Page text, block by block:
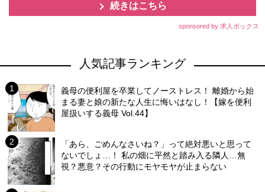
続きはこちら
sponsored by 求人ボックス
人気記事ランキング
義母の便利屋を卒業してノーストレス！ 離婚から始
まる妻と娘の新たな人生に悔いはなし！【嫁を便利
屋扱いする義母 Vol.44】
「あら、ごめんなさいね？」って絶対悪いと思って
ないでしょ…！ 私の畑に平然と踏み入る隣人…無
視？悪意？その行動にモヤモヤが止まらない